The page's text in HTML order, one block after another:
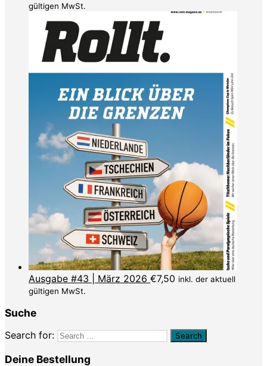
gültigen MwSt.
Ausgabe #43 | März 2026 €7,50 inkl. der aktuell
gültigen MwSt.
Suche
Search for:
Deine Bestellung